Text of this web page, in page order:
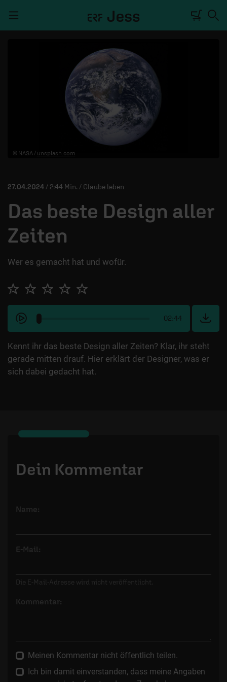
MITMACHEN
ÜBER UNS
© NASA / unsplash.com
27.04.2024 / 2:44 Min. / Glaube leben
Das beste Design aller
Zeiten
Wer es gemacht hat und wofür.
02:44
Kennt ihr das beste Design aller Zeiten? Klar, ihr steht
gerade mitten drauf. Hier erklärt der Designer, was er
sich dabei gedacht hat.
Dein Kommentar
Name:
E-Mail:
Die E-Mail-Adresse wird nicht veröffentlicht.
Kommentar:
Meinen Kommentar nicht öffentlich teilen.
Ich bin damit einverstanden, dass meine Angaben